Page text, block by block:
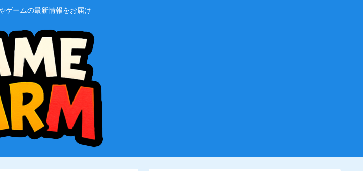
ゲームの最新情報をお届け